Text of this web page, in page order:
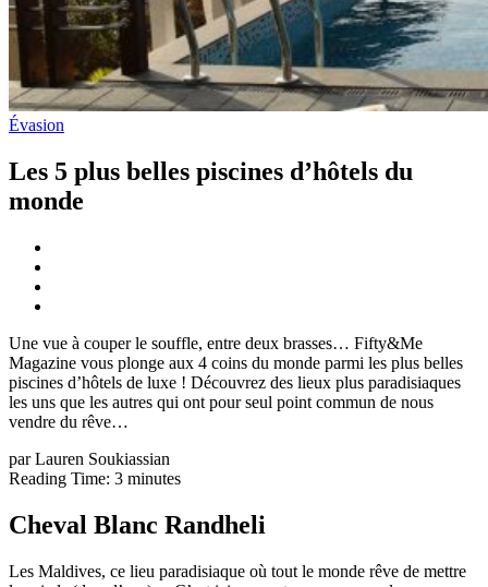
Évasion
Les 5 plus belles piscines d’hôtels du
monde
Une vue à couper le souffle, entre deux brasses… Fifty&Me
Magazine vous plonge aux 4 coins du monde parmi les plus belles
piscines d’hôtels de luxe ! Découvrez des lieux plus paradisiaques
les uns que les autres qui ont pour seul point commun de nous
vendre du rêve…
par Lauren Soukiassian
Reading Time: 3 minutes
Cheval Blanc Randheli
Les Maldives, ce lieu paradisiaque où tout le monde rêve de mettre